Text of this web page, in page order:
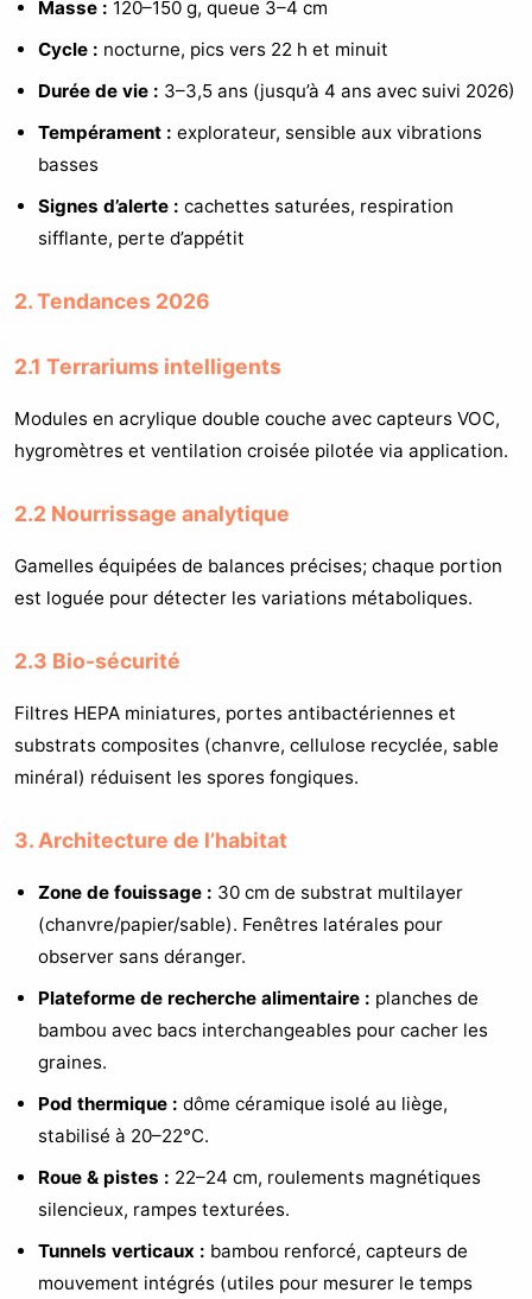
Masse : 120–150 g, queue 3–4 cm
Cycle : nocturne, pics vers 22 h et minuit
Durée de vie : 3–3,5 ans (jusqu’à 4 ans avec suivi 2026)
Tempérament : explorateur, sensible aux vibrations
basses
Signes d’alerte : cachettes saturées, respiration
sifflante, perte d’appétit
2. Tendances 2026
2.1 Terrariums intelligents
Modules en acrylique double couche avec capteurs VOC,
hygromètres et ventilation croisée pilotée via application.
2.2 Nourrissage analytique
Gamelles équipées de balances précises; chaque portion
est loguée pour détecter les variations métaboliques.
2.3 Bio-sécurité
Filtres HEPA miniatures, portes antibactériennes et
substrats composites (chanvre, cellulose recyclée, sable
minéral) réduisent les spores fongiques.
3. Architecture de l’habitat
Zone de fouissage : 30 cm de substrat multilayer
(chanvre/papier/sable). Fenêtres latérales pour
observer sans déranger.
Plateforme de recherche alimentaire : planches de
bambou avec bacs interchangeables pour cacher les
graines.
Pod thermique : dôme céramique isolé au liège,
stabilisé à 20–22°C.
Roue & pistes : 22–24 cm, roulements magnétiques
silencieux, rampes texturées.
Tunnels verticaux : bambou renforcé, capteurs de
mouvement intégrés (utiles pour mesurer le temps